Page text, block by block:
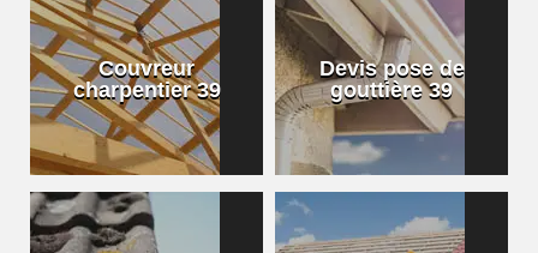
Couvreur
charpentier 39
Devis pose de
gouttière 39